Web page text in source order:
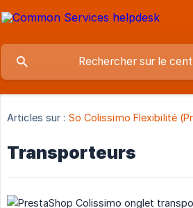
Articles sur : So Colissimo Flexibilité
Transporteurs